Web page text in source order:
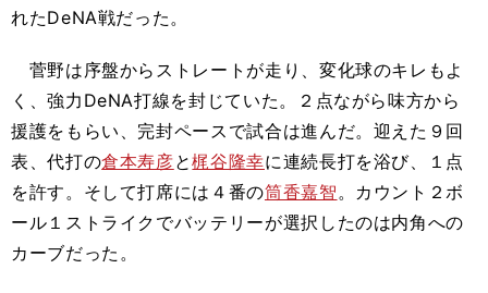
れたDeNA戦だった。
菅野は序盤からストレートが走り、変化球のキレもよ
く、強力DeNA打線を封じていた。２点ながら味方から
援護をもらい、完封ペースで試合は進んだ。迎えた９回
表、代打の倉本寿彦と梶谷隆幸に連続長打を浴び、１点
を許す。そして打席には４番の筒香嘉智。カウント２ボ
ール１ストライクでバッテリーが選択したのは内角への
カーブだった。